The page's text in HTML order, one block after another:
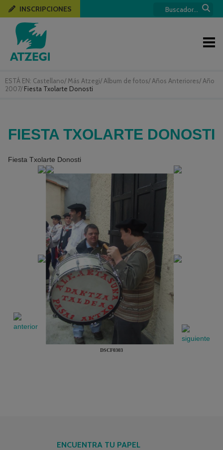
ESTÁ EN: Castellano/ Más Atzegi/ Album de fotos/ Años Anteriores/ Año
2007/ Fiesta Txolarte Donosti
INSCRIPCIONES
FIESTA TXOLARTE DONOSTI
Fiesta Txolarte Donosti
DSCF0303
ENCUENTRA TU PAPEL